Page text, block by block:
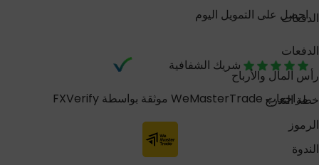
الدفعات
الدفعات
رأس المال والأرباح
خطة التدرج
الرموز
الندوة
احصل على التمويل اليوم
شريك الشفافية
مراجعات WeMasterTrade موثقة بواسطة FXVerify